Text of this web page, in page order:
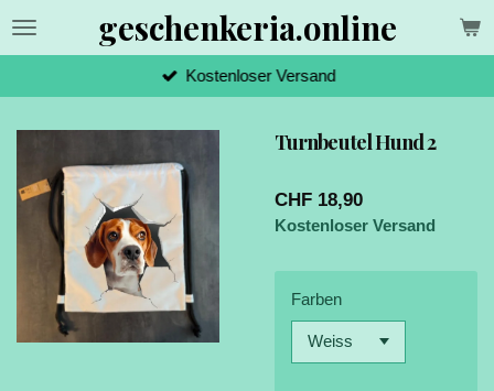
Zum
geschenkeria.online
Kostenloser Versand
Turnbeutel Hund 2
CHF 18,90
Kostenloser Versand
Farben